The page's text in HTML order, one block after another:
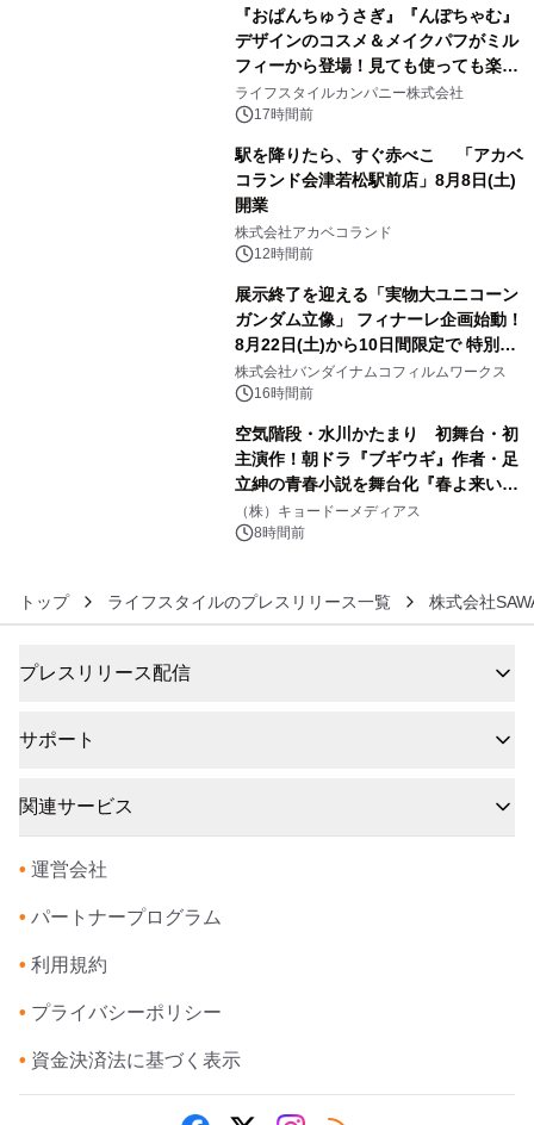
『おぱんちゅうさぎ』『んぽちゃむ』
デザインのコスメ＆メイクパフがミル
フィーから登場！見ても使っても楽し
い、ポップでキュートなコレクショ
ン。
ライフスタイルカンパニー株式会社
17時間前
駅を降りたら、すぐ赤べこ 「アカベ
コランド会津若松駅前店」8月8日(土)
開業
株式会社アカベコランド
12時間前
展示終了を迎える「実物大ユニコーン
ガンダム立像」 フィナーレ企画始動！
8月22日(土)から10日間限定で 特別映
像『UNICORN GUNDAM Statue ―
BEYOND POSSIBILITY ―』を上映！
株式会社バンダイナムコフィルムワークス
16時間前
空気階段・水川かたまり 初舞台・初
主演作！朝ドラ『ブギウギ』作者・足
立紳の青春小説を舞台化『春よ来い、
マジで来い』キービジュアル解禁！
（株）キョードーメディアス
8時間前
トップ ライフスタイルのプレスリリース一覧 株式会社
プレスリリース配信
サポート
関連サービス
• 運営会社
• パートナープログラム
• 利用規約
• プライバシーポリシー
• 資金決済法に基づく表示